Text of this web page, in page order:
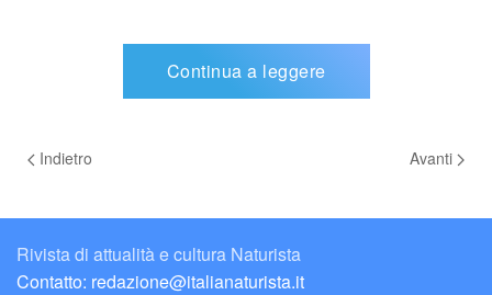
Continua a leggere
Indietro Avanti
Rivista di attualità e cultura Naturista
Contatto: redazione@italianaturista.it